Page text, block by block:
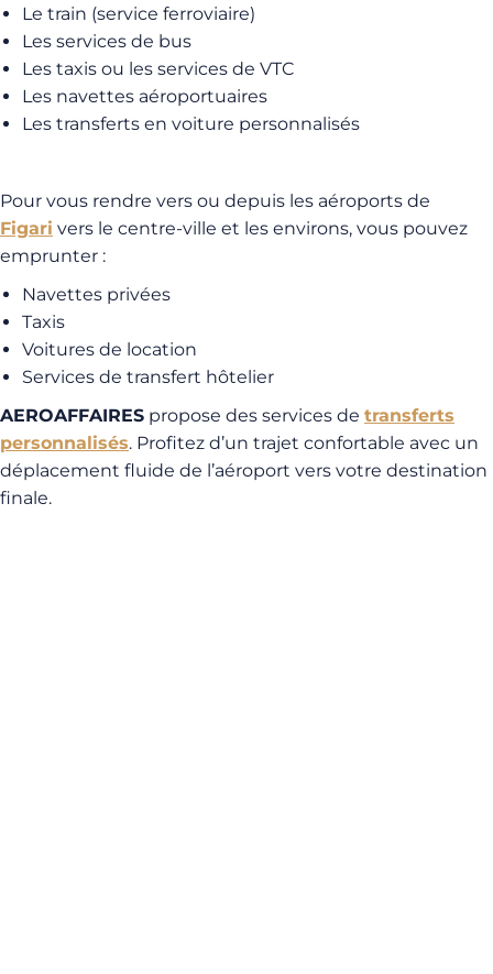
Le train (service ferroviaire)
Les services de bus
Les taxis ou les services de VTC
Les navettes aéroportuaires
Les transferts en voiture personnalisés
Pour vous rendre vers ou depuis les aéroports de
Figari vers le centre-ville et les environs, vous pouvez
emprunter :
Navettes privées
Taxis
Voitures de location
Services de transfert hôtelier
AEROAFFAIRES propose des services de transferts
personnalisés. Profitez d’un trajet confortable avec un
déplacement fluide de l’aéroport vers votre destination
finale.